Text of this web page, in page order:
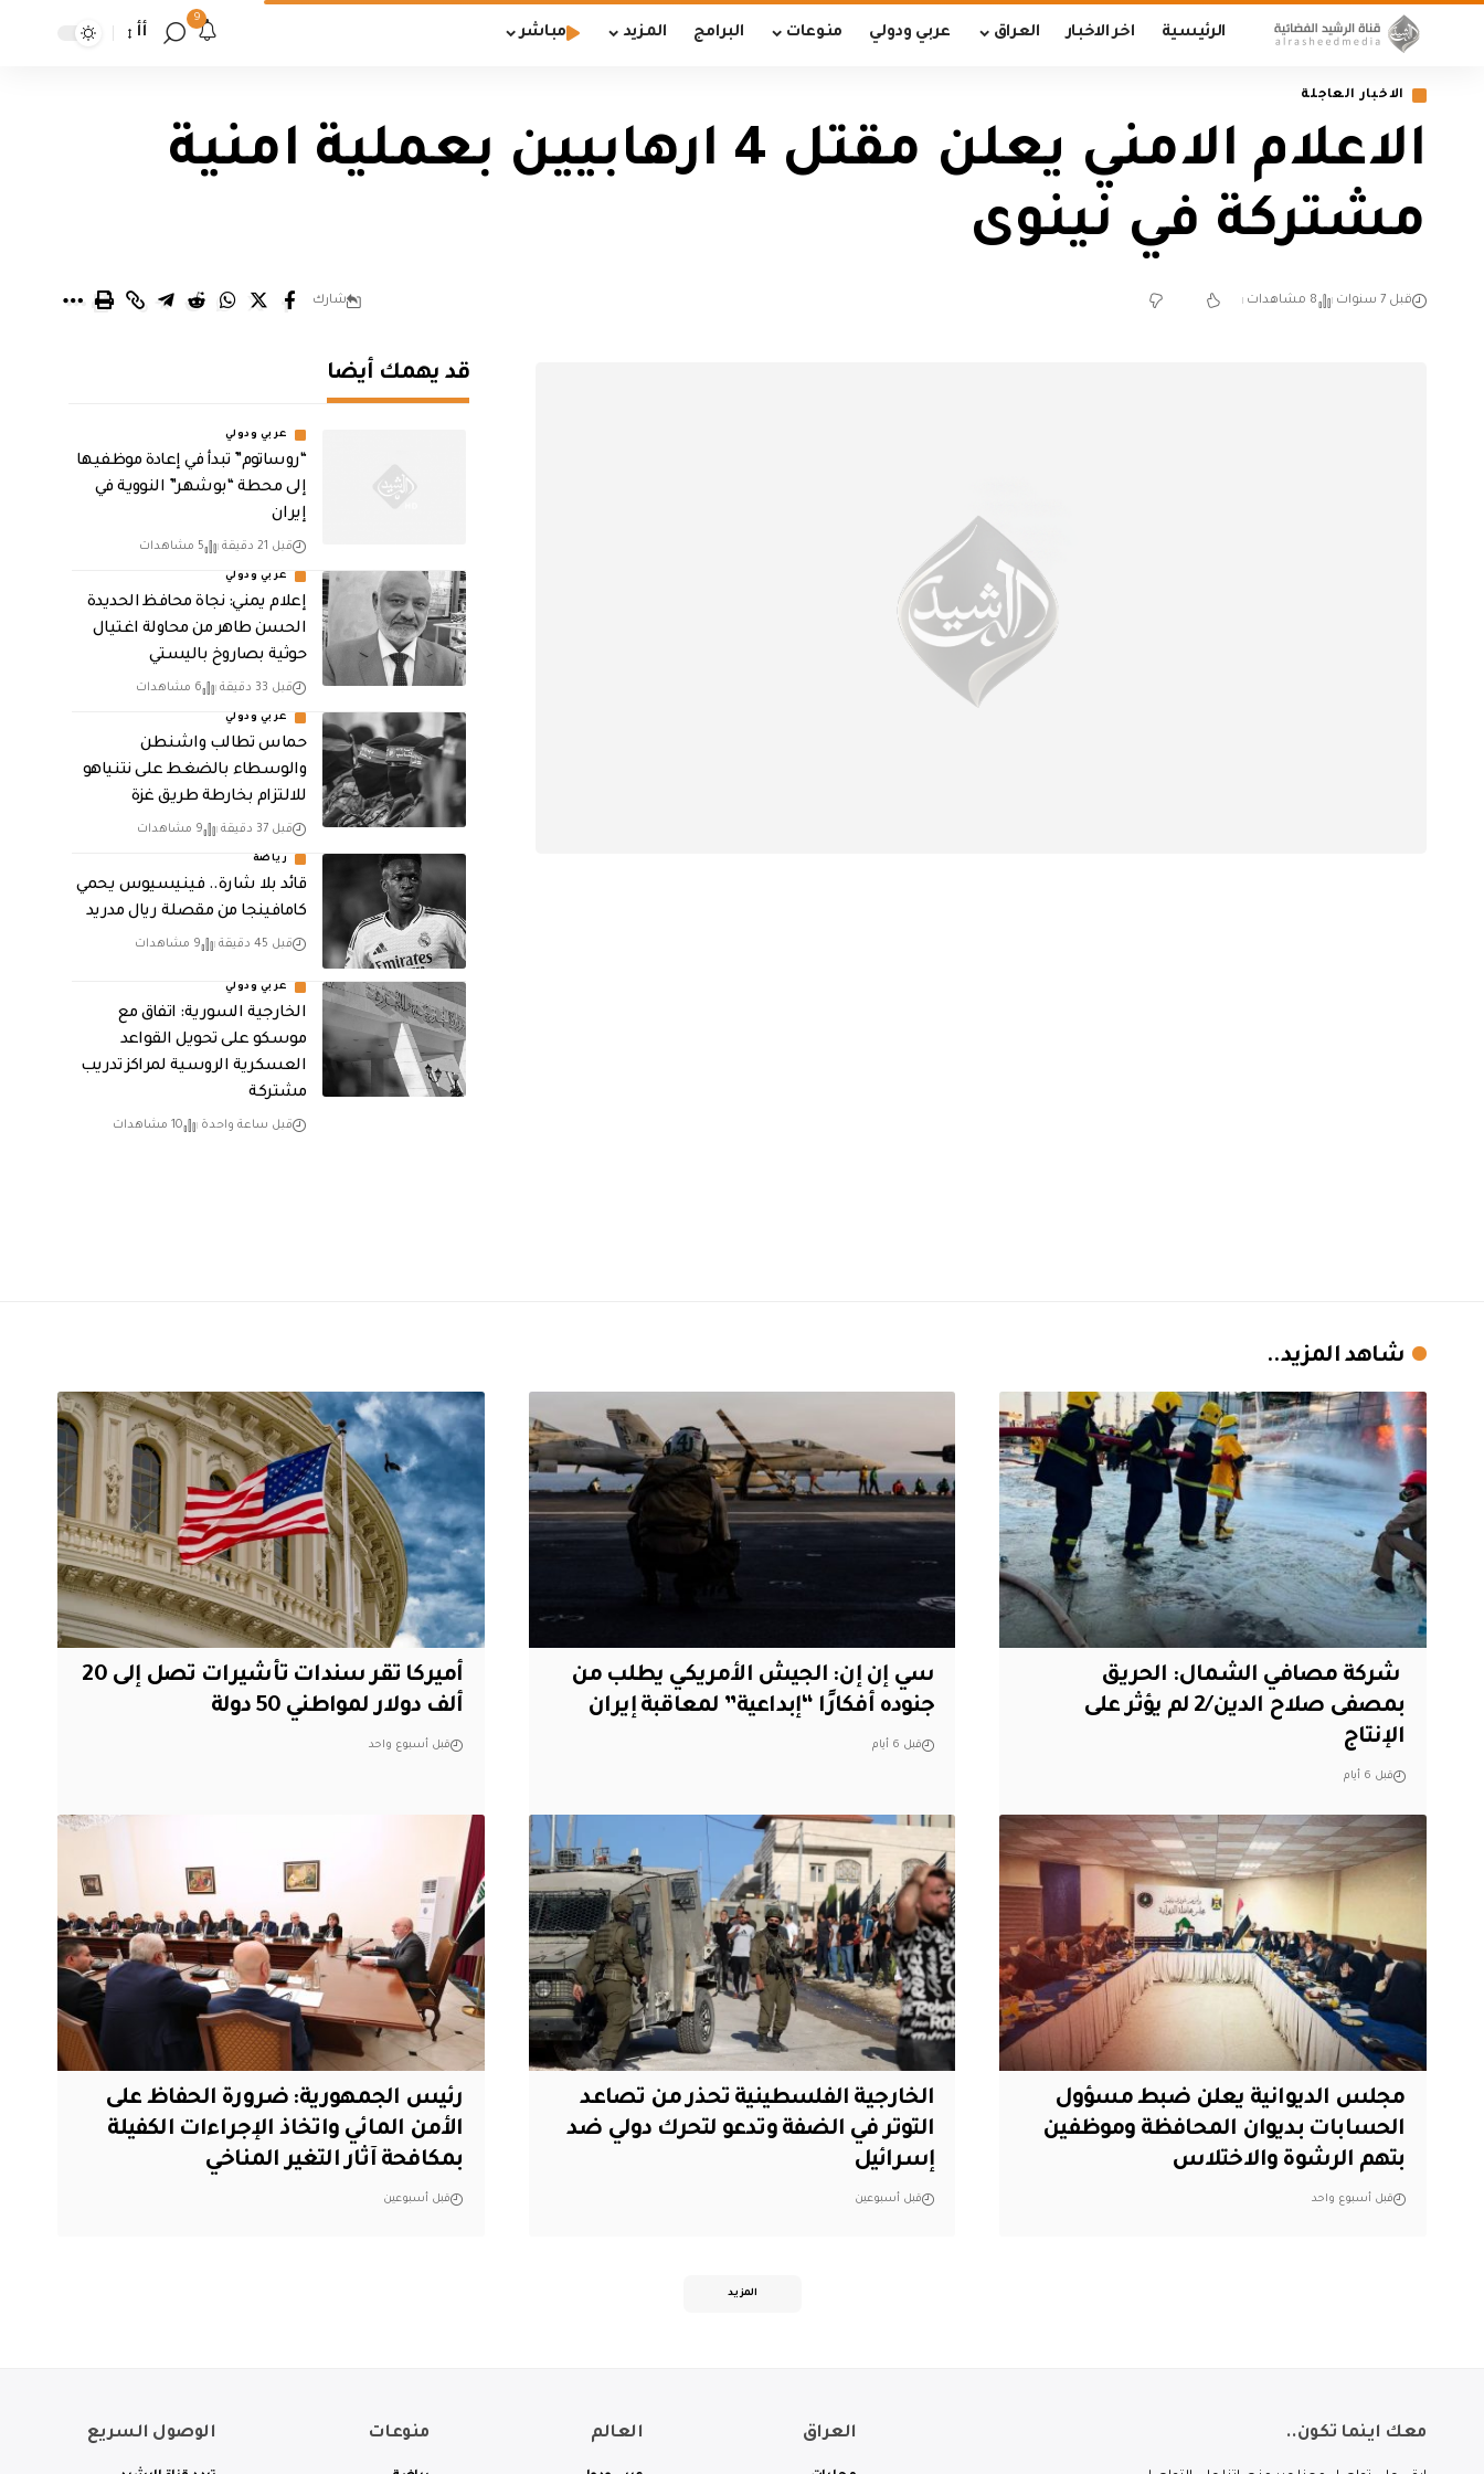
الرئيسية اخر الاخبار العراق عربي ودولي منوعات البرامج المزيد مباشر
9
أأ
الاخبار العاجلة
الاعلام الامني يعلن مقتل 4 ارهابيين بعملية امنية
مشتركة في نينوى
قبل 7 سنوات 8 مشاهدات شارك
قد يهمك أيضا
عربي ودولي
“روساتوم” تبدأ في إعادة موظفيها
إلى محطة “بوشهر” النووية في
إيران
قبل 21 دقيقة 5 مشاهدات
عربي ودولي
إعلام يمني: نجاة محافظ الحديدة
الحسن طاهر من محاولة اغتيال
حوثية بصاروخ باليستي
قبل 33 دقيقة 6 مشاهدات
عربي ودولي
حماس تطالب واشنطن
والوسطاء بالضغط على نتنياهو
للالتزام بخارطة طريق غزة
قبل 37 دقيقة 9 مشاهدات
رياضة
قائد بلا شارة.. فينيسيوس يحمي
كامافينجا من مقصلة ريال مدريد
قبل 45 دقيقة 9 مشاهدات
عربي ودولي
الخارجية السورية: اتفاق مع
موسكو على تحويل القواعد
العسكرية الروسية لمراكز تدريب
مشتركة
قبل ساعة واحدة 10 مشاهدات
شاهد المزيد..
‏ شركة مصافي الشمال: الحريق
بمصفى صلاح الدين/2 لم يؤثر على
الإنتاج
قبل 6 أيام
سي إن إن: الجيش الأمريكي يطلب من
جنوده أفكارًا “إبداعية” لمعاقبة إيران
قبل 6 أيام
أميركا تقر سندات تأشيرات تصل إلى 20
ألف دولار لمواطني 50 دولة
قبل أسبوع واحد
مجلس الديوانية يعلن ضبط مسؤول
الحسابات بديوان المحافظة وموظفين
بتهم الرشوة والاختلاس
قبل أسبوع واحد
الخارجية الفلسطينية تحذر من تصاعد
التوتر في الضفة وتدعو لتحرك دولي ضد
إسرائيل
قبل أسبوعين
رئيس الجمهورية: ضرورة الحفاظ على
الأمن المائي واتخاذ الإجراءات الكفيلة
بمكافحة آثار التغير المناخي
قبل أسبوعين
المزيد
معك اينما تكون.. العراق العالم منوعات الوصول السريع